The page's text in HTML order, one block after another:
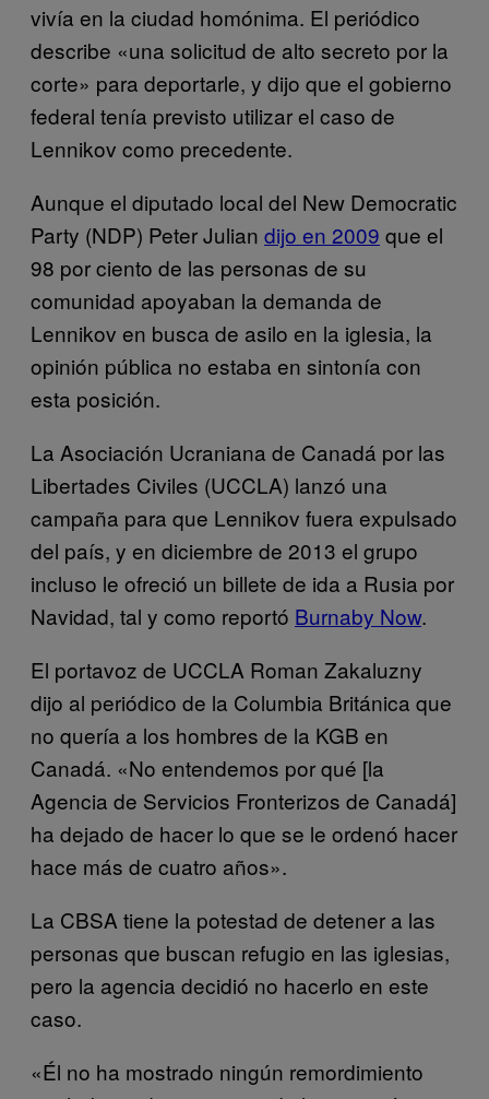
vivía en la ciudad homónima. El periódico
describe «una solicitud de alto secreto por la
corte» para deportarle, y dijo que el gobierno
federal tenía previsto utilizar el caso de
Lennikov como precedente.
Aunque el diputado local del New Democratic
Party (NDP) Peter Julian dijo en 2009 que el
98 por ciento de las personas de su
comunidad apoyaban la demanda de
Lennikov en busca de asilo en la iglesia, la
opinión pública no estaba en sintonía con
esta posición.
La Asociación Ucraniana de Canadá por las
Libertades Civiles (UCCLA) lanzó una
campaña para que Lennikov fuera expulsado
del país, y en diciembre de 2013 el grupo
incluso le ofreció un billete de ida a Rusia por
Navidad, tal y como reportó Burnaby Now.
El portavoz de UCCLA Roman Zakaluzny
dijo al periódico de la Columbia Británica que
no quería a los hombres de la KGB en
Canadá. «No entendemos por qué [la
Agencia de Servicios Fronterizos de Canadá]
ha dejado de hacer lo que se le ordenó hacer
hace más de cuatro años».
La CBSA tiene la potestad de detener a las
personas que buscan refugio en las iglesias,
pero la agencia decidió no hacerlo en este
caso.
«Él no ha mostrado ningún remordimiento